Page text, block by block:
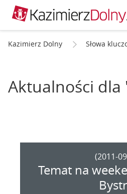
Kazimierz Dolny Słowa
Aktualności dla
(2011-
Temat na